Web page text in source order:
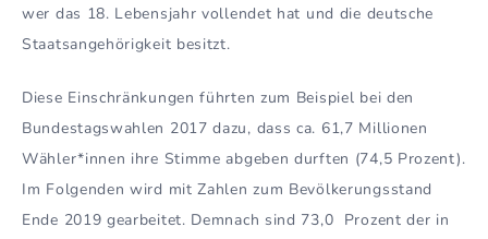
wer das 18. Lebensjahr vollendet hat und die deutsche
Staatsangehörigkeit besitzt.
Diese Einschränkungen führten zum Beispiel bei den
Bundestagswahlen 2017 dazu, dass ca. 61,7 Millionen
Wähler*innen ihre Stimme abgeben durften (74,5 Prozent).
Im Folgenden wird mit Zahlen zum Bevölkerungsstand
Ende 2019 gearbeitet. Demnach sind 73,0 Prozent der in